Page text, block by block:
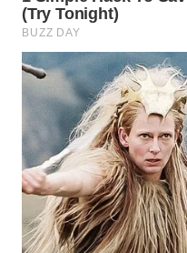
KEPULAUAN
SERIBU
WN
TANGERANG
WN
BINJAI
WN
CIREBON